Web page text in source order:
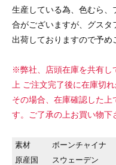
生産している為、色むら
合がございますが、グスタ
出荷しておりますので予め
※弊社、店頭在庫を共有し
上 ご注文完了後に在庫切
その場合、在庫確認した上
す。ご了承の上お買い物下
素材
ボーンチャイナ
原産国
スウェーデン